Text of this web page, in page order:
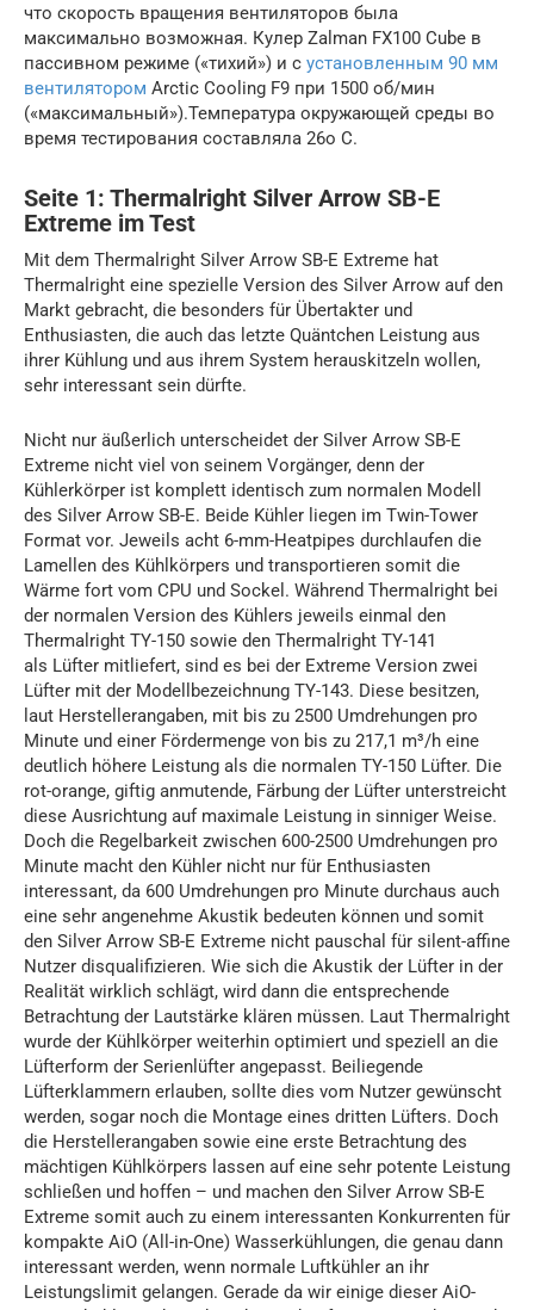
что скорость вращения вентиляторов была
максимально возможная. Кулер Zalman FX100 Cube в
пассивном режиме («тихий») и с установленным 90 мм
вентилятором Arctic Cooling F9 при 1500 об/мин
(«максимальный»).Температура окружающей среды во
время тестирования составляла 26о С.
Seite 1: Thermalright Silver Arrow SB-E
Extreme im Test
Mit dem Thermalright Silver Arrow SB-E Extreme hat
Thermalright eine spezielle Version des Silver Arrow auf den
Markt gebracht, die besonders für Übertakter und
Enthusiasten, die auch das letzte Quäntchen Leistung aus
ihrer Kühlung und aus ihrem System herauskitzeln wollen,
sehr interessant sein dürfte.
Nicht nur äußerlich unterscheidet der Silver Arrow SB-E
Extreme nicht viel von seinem Vorgänger, denn der
Kühlerkörper ist komplett identisch zum normalen Modell
des Silver Arrow SB-E. Beide Kühler liegen im Twin-Tower
Format vor. Jeweils acht 6-mm-Heatpipes durchlaufen die
Lamellen des Kühlkörpers und transportieren somit die
Wärme fort vom CPU und Sockel. Während Thermalright bei
der normalen Version des Kühlers jeweils einmal den
Thermalright TY-150 sowie den Thermalright TY-141
als Lüfter mitliefert, sind es bei der Extreme Version zwei
Lüfter mit der Modellbezeichnung TY-143. Diese besitzen,
laut Herstellerangaben, mit bis zu 2500 Umdrehungen pro
Minute und einer Fördermenge von bis zu 217,1 m³/h eine
deutlich höhere Leistung als die normalen TY-150 Lüfter. Die
rot-orange, giftig anmutende, Färbung der Lüfter unterstreicht
diese Ausrichtung auf maximale Leistung in sinniger Weise.
Doch die Regelbarkeit zwischen 600-2500 Umdrehungen pro
Minute macht den Kühler nicht nur für Enthusiasten
interessant, da 600 Umdrehungen pro Minute durchaus auch
eine sehr angenehme Akustik bedeuten können und somit
den Silver Arrow SB-E Extreme nicht pauschal für silent-affine
Nutzer disqualifizieren. Wie sich die Akustik der Lüfter in der
Realität wirklich schlägt, wird dann die entsprechende
Betrachtung der Lautstärke klären müssen. Laut Thermalright
wurde der Kühlkörper weiterhin optimiert und speziell an die
Lüfterform der Serienlüfter angepasst. Beiliegende
Lüfterklammern erlauben, sollte dies vom Nutzer gewünscht
werden, sogar noch die Montage eines dritten Lüfters. Doch
die Herstellerangaben sowie eine erste Betrachtung des
mächtigen Kühlkörpers lassen auf eine sehr potente Leistung
schließen und hoffen – und machen den Silver Arrow SB-E
Extreme somit auch zu einem interessanten Konkurrenten für
kompakte AiO (All-in-One) Wasserkühlungen, die genau dann
interessant werden, wenn normale Luftkühler an ihr
Leistungslimit gelangen. Gerade da wir einige dieser AiO-